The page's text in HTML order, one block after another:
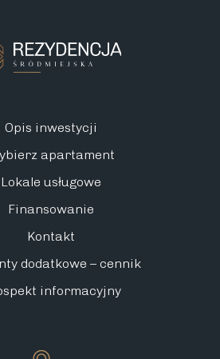
Opis inwestycji
apartament
Lokale usługowe
Finansowanie
Kontakt
dodatkowe – cennik
informacyjny